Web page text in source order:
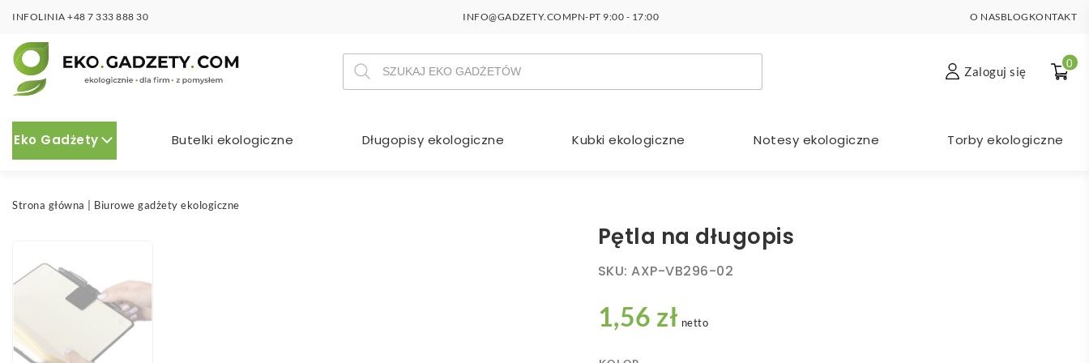
INFOLINIA +48 7 333 888 30 INFO@GADZETY.COMPN-PT 9:00 - 17:00 O NASBLOG KONTAKT
Wyszukiwarka
produktów
Zaloguj się
0
Eko Gadżety Butelki ekologiczne Długopisy ekologiczne Kubki ekologiczne Notesy ekologiczne Torby ekologiczne
Strona główna Biurowe gadżety ekologiczne
Pętla na długopis
SKU:AXP-VB296-02
1,56 zł netto